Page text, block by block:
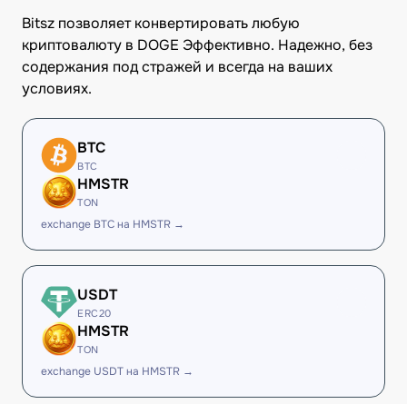
Bitsz позволяет конвертировать любую
криптовалюту в DOGE Эффективно. Надежно, без
содержания под стражей и всегда на ваших
условиях.
BTC
BTC
HMSTR
TON
exchange BTC на HMSTR →
USDT
ERC20
HMSTR
TON
exchange USDT на HMSTR →